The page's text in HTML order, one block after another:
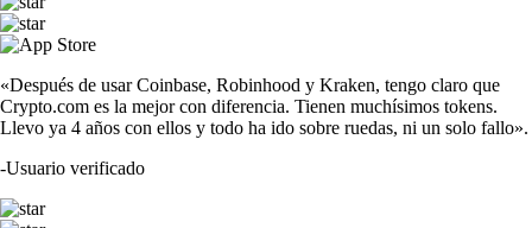
«Después de usar Coinbase, Robinhood y Kraken, tengo claro que
Crypto.com es la mejor con diferencia. Tienen muchísimos tokens.
Llevo ya 4 años con ellos y todo ha ido sobre ruedas, ni un solo fallo».
-Usuario verificado